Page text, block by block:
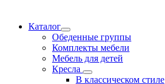
Каталог
Обеденные группы
Комплекты мебели
Мебель для детей
Кресла
В классическом стиле